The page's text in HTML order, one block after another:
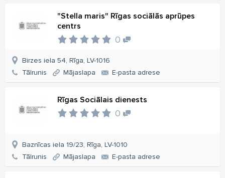
"Stella maris" Rīgas sociālās aprūpes
centrs
0
Birzes iela 54, Rīga, LV-1016
Tālrunis
Mājaslapa E-pasta adrese
Rīgas Sociālais dienests
0
Baznīcas iela 19/23, Rīga, LV-1010
Tālrunis
Mājaslapa E-pasta adrese